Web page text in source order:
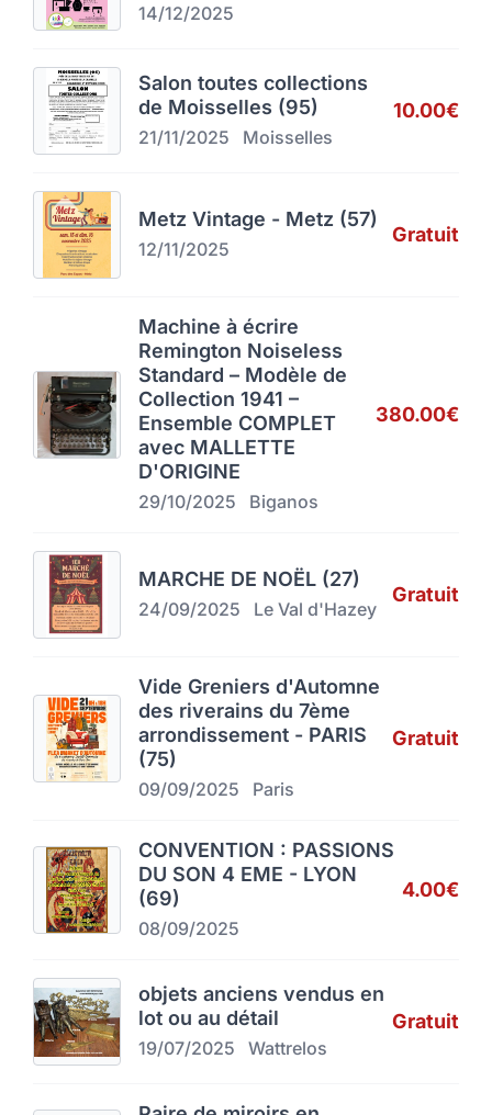
14/12/2025
Salon toutes collections
de Moisselles (95)
21/11/2025 Moisselles
10.00€
Metz Vintage - Metz (57)
12/11/2025
Gratuit
Machine à écrire
Remington Noiseless
Standard – Modèle de
Collection 1941 –
Ensemble COMPLET
avec MALLETTE
D'ORIGINE
29/10/2025 Biganos
380.00€
MARCHE DE NOËL (27)
24/09/2025 Le Val d'Hazey
Gratuit
Vide Greniers d'Automne
des riverains du 7ème
arrondissement - PARIS
(75)
09/09/2025 Paris
Gratuit
CONVENTION : PASSIONS
DU SON 4 EME - LYON
(69)
08/09/2025
4.00€
objets anciens vendus en
lot ou au détail
19/07/2025 Wattrelos
Gratuit